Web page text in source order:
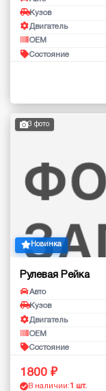
Кузов
Двигатель
OEM
Состояние
3 фото
Новинка
Рулевая Рейка
Авто
Кузов
Двигатель
OEM
Состояние
1800
В наличии: 1 шт.